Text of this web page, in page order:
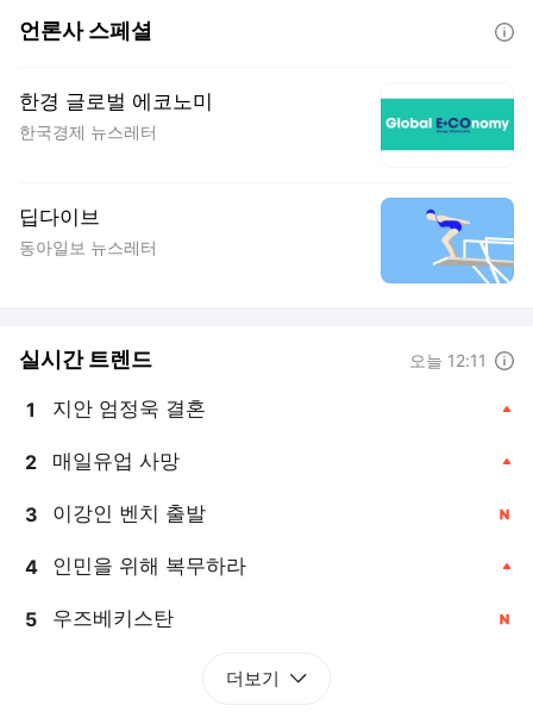
언론사 스페셜
한경 글로벌 에코노미
한국경제 뉴스레터
딥다이브
동아일보 뉴스레터
실시간 트렌드 오늘 12:11
1 지안 엄정욱 결혼
2 매일유업 사망
3 이강인 벤치 출발
4 인민을 위해 복무하라
5 우즈베키스탄
더보기